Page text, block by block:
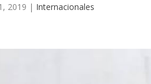
2019 | Internacionales